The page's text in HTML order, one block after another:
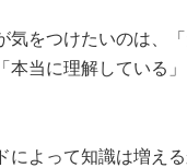
気をつけたいのは、
本当に理解している
によって知識は増え